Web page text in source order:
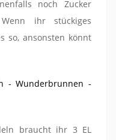
noch Zucker
ihr stückiges
so, ansonsten könnt
braucht ihr 3 EL